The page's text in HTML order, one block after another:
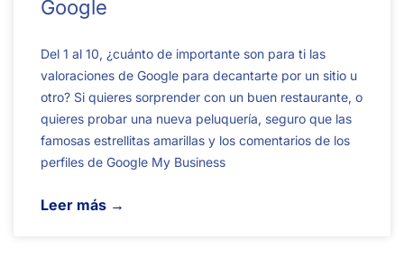
Google
Del 1 al 10, ¿cuánto de importante son para ti las
valoraciones de Google para decantarte por un sitio u
otro? Si quieres sorprender con un buen restaurante, o
quieres probar una nueva peluquería, seguro que las
famosas estrellitas amarillas y los comentarios de los
perfiles de Google My Business
Leer más →